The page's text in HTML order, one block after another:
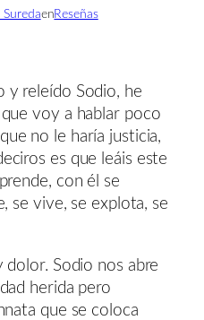
SuredaenReseñas
y releído Sodio, he
que voy a hablar poco
no le haría justicia,
es que leáis este
con él se
se vive, se explota, se
dolor. Sodio nos abre
herida pero
que se coloca